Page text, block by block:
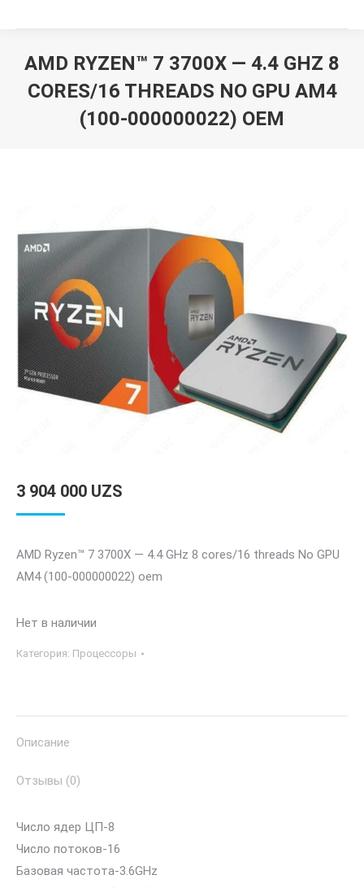
AMD RYZEN™ 7 3700X — 4.4 GHZ 8
CORES/16 THREADS NO GPU AM4
(100-000000022) OEM
3 904 000 UZS
AMD Ryzen™ 7 3700X — 4.4 GHz 8 cores/16 threads No GPU
AM4 (100-000000022) oem
Нет в наличии
Категория: Процессоры
Описание
Отзывы (0)
Число ядер ЦП-8
Число потоков-16
Базовая частота-3.6GHz